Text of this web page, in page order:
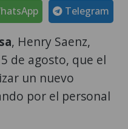
Telegram
, Henry Saenz,
de agosto, que el
un nuevo
por el personal